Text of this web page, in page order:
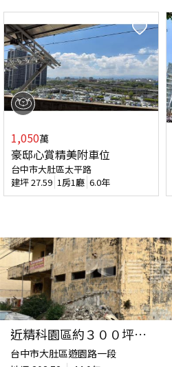
1,050萬
豪邸心賞精美附車位
台中市大肚區太平路
建坪27.59 1房1廳 6.0年
近精科園區約３００坪土地
台中市大肚區遊園路一段